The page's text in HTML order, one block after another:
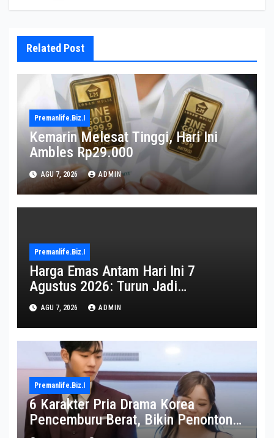
Related Post
Premanlife.biz.i
Kemarin Melesat Tinggi, Hari Ini
Ambles Rp29.000
AGU 7, 2026 ADMIN
Premanlife.biz.i
Harga Emas Antam Hari Ini 7
Agustus 2026: Turun Jadi
Rp2.650.000
AGU 7, 2026 ADMIN
Premanlife.biz.i
6 Karakter Pria Drama Korea
Pencemburu Berat, Bikin Penonton